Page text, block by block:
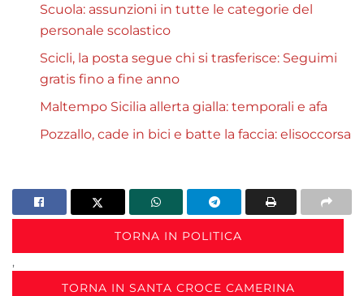
Scuola: assunzioni in tutte le categorie del
personale scolastico
Scicli, la posta segue chi si trasferisce: Seguimi
gratis fino a fine anno
Maltempo Sicilia allerta gialla: temporali e afa
Pozzallo, cade in bici e batte la faccia: elisoccorsa
TORNA IN POLITICA
,
TORNA IN SANTA CROCE CAMERINA